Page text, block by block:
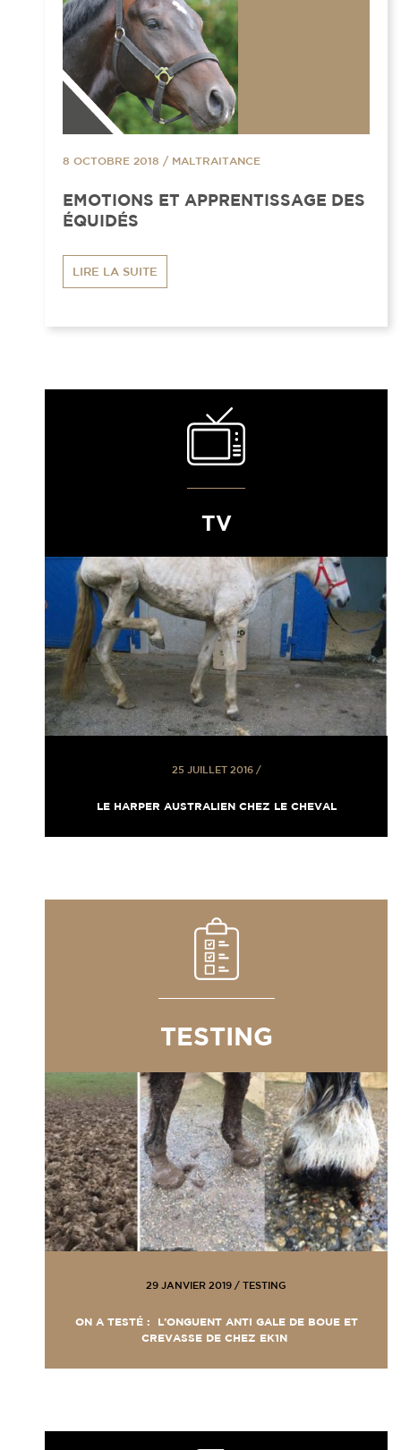
8 OCTOBRE 2018 / MALTRAITANCE
EMOTIONS ET APPRENTISSAGE DES
ÉQUIDÉS
LIRE LA SUITE
TV
25 JUILLET 2016/
LE HARPER AUSTRALIEN CHEZ LE CHEVAL
TESTING
29 JANVIER 2019 / TESTING
ON A TESTÉ : L’ONGUENT ANTI GALE DE BOUE ET
CREVASSE DE CHEZ EK1N